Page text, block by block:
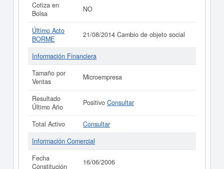
Cotiza en
Bolsa
NO
Último Acto
BORME
21/08/2014 Cambio de objeto social
Información Financiera
Tamaño por
Ventas
Microempresa
Resultado
Último Año
Positivo Consultar
Total Activo
Consultar
Información Comercial
Fecha
Constitución
16/06/2006